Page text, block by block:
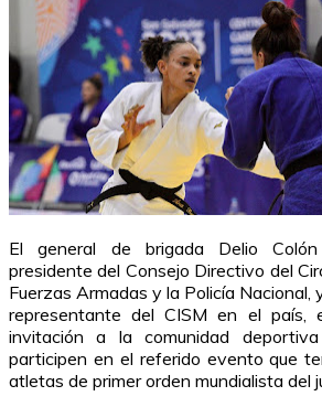
El general de brigada Delio
presidente del Consejo Directivo del
Fuerzas Armadas y la Policía Nacional,
representante del CISM en el país,
invitación a la comunidad
participen en el referido evento que
atletas de primer orden mundialista del